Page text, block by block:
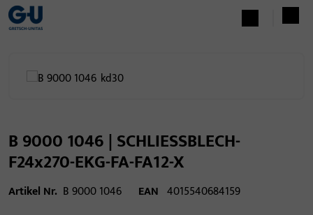
B 9000 1046 | SCHLIESSBLECH-
F24x270-EKG-FA-FA12-X
Artikel Nr. B 9000 1046 EAN 4015540684159